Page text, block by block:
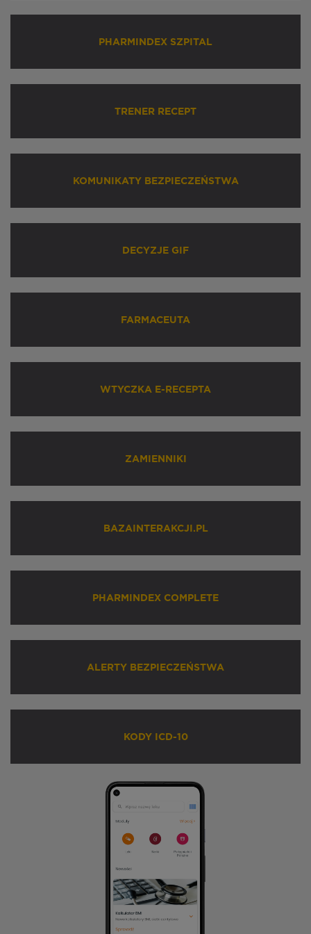
PHARMINDEX SZPITAL
TRENER RECEPT
KOMUNIKATY BEZPIECZEŃSTWA
DECYZJE GIF
FARMACEUTA
WTYCZKA E-RECEPTA
ZAMIENNIKI
BAZAINTERAKCJI.PL
PHARMINDEX COMPLETE
ALERTY BEZPIECZEŃSTWA
KODY ICD-10